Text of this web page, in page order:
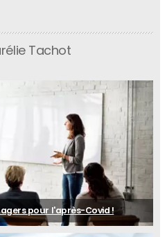
Tachot
pour l'après-Covid !